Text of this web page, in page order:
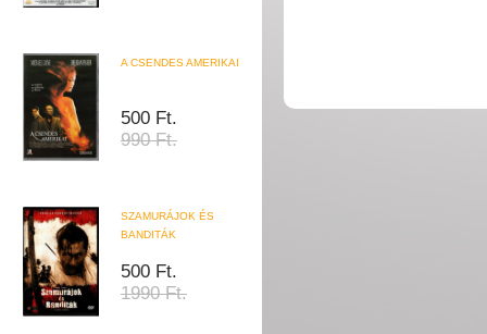
A CSENDES AMERIKAI
500 Ft.
990 Ft.
SZAMURÁJOK ÉS
BANDITÁK
500 Ft.
1990 Ft.